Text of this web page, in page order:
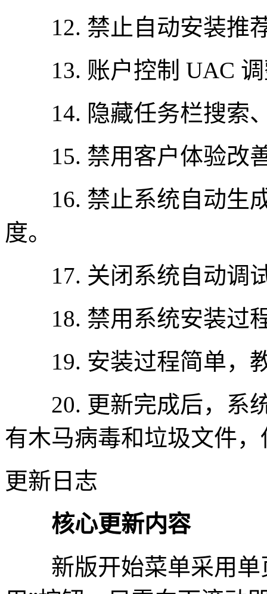
12. 禁止自动安装推
13. 账户控制 UAC 调
14. 隐藏任务栏搜索
15. 禁用客户体验改
16. 禁止系统自动生成
度。
17. 关闭系统自动调试
18. 禁用系统安装过程
19. 安装过程简单，教
20. 更新完成后，系统
有木马病毒和垃圾文件
更新日志
核心更新内容
新版开始菜单采用单